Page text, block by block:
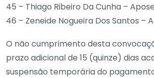
45 – Thiago Ribeiro Da Cunha –
46 – Zeneide Nogueira Dos Santos –
O não cumprimento desta
prazo adicional de 15 (quinze) dias
suspensão temporária do